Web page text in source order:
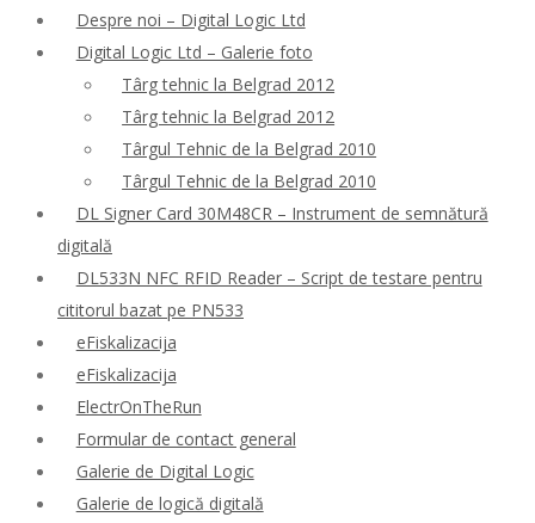
Despre noi – Digital Logic Ltd
Digital Logic Ltd – Galerie foto
Târg tehnic la Belgrad 2012
Târg tehnic la Belgrad 2012
Târgul Tehnic de la Belgrad 2010
Târgul Tehnic de la Belgrad 2010
DL Signer Card 30M48CR – Instrument de semnătură
digitală
DL533N NFC RFID Reader – Script de testare pentru
cititorul bazat pe PN533
eFiskalizacija
eFiskalizacija
ElectrOnTheRun
Formular de contact general
Galerie de Digital Logic
Galerie de logică digitală